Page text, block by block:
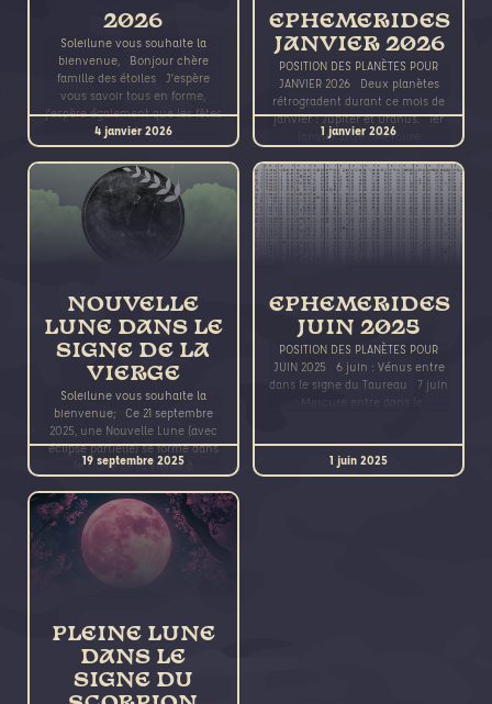
2026
Soleilune vous souhaite la
bienvenue, Bonjour chère
famille des étoiles J’espère
vous savoir tous en forme,
j’espère également que les fêtes
de fin
4 janvier 2026
EPHEMERIDES
JANVIER 2026
POSITION DES PLANÈTES POUR
JANVIER 2026 Deux planètes
rétrogradent durant ce mois de
janvier : Jupiter et Uranus. 1er
janvier 2026 : Mercure
1 janvier 2026
NOUVELLE
LUNE DANS LE
SIGNE DE LA
VIERGE
Soleilune vous souhaite la
bienvenue; Ce 21 septembre
2025, une Nouvelle Lune (avec
éclipse partielle) se forme dans
le signe de la Vierge à
19 septembre 2025
EPHEMERIDES
JUIN 2025
POSITION DES PLANÈTES POUR
JUIN 2025 6 juin : Vénus entre
dans le signe du Taureau 7 juin
: Mercure entre dans le
1 juin 2025
PLEINE LUNE
DANS LE
SIGNE DU